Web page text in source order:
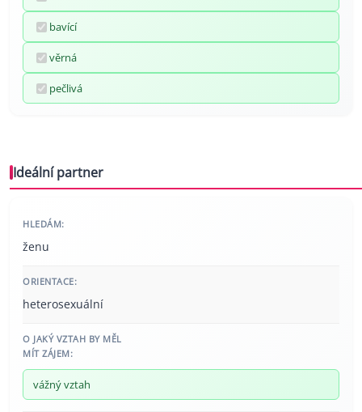
bavící
věrná
pečlivá
Ideální partner
HLEDÁM:
ženu
ORIENTACE:
heterosexuální
O JAKÝ VZTAH BY MĚL
MÍT ZÁJEM:
vážný vztah